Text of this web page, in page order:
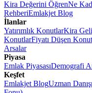
Kira Değerini ÖğrenNe
RehberiEmlakjet Blog
İlanlar
Yatırımlık KonutlarKira
KonutlarFiyatı Düşen
Arsalar
Piyasa
Emlak PiyasasıDemografi
Keşfet
Emlakjet BlogUzman